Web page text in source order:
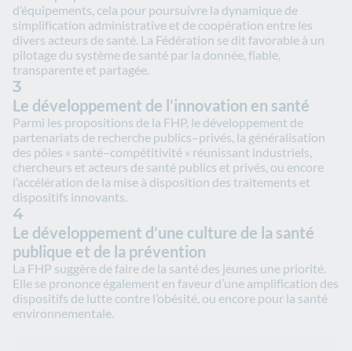
d’équipements, cela pour poursuivre la dynamique de
simplification administrative et de coopération entre les
divers acteurs de santé. La Fédération se dit favorable à un
pilotage du système de santé par la donnée, fiable,
transparente et partagée.
3
Le développement de l’innovation en santé
Parmi les propositions de la FHP, le développement de
partenariats de recherche publics–privés, la généralisation
des pôles « santé–compétitivité » réunissant industriels,
chercheurs et acteurs de santé publics et privés, ou encore
l’accélération de la mise à disposition des traitements et
dispositifs innovants.
4
Le développement d’une culture de la santé
publique et de la prévention
La FHP suggère de faire de la santé des jeunes une priorité.
Elle se prononce également en faveur d’une amplification des
dispositifs de lutte contre l’obésité, ou encore pour la santé
environnementale.